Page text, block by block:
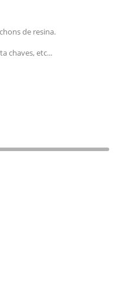
de resina.
chaves, etc...